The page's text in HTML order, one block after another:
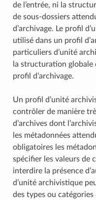
de l’entrée, ni la
de sous-dossiers
d’archivage. Le profil
utilisé dans un profil
particuliers d’unité
la structuration globale
profil d’archivage.
Un profil d’unité
contrôler de manière
d’archives dont
les métadonnées
obligatoires les
spécifier les valeurs de
interdire la présence
d’unité archivistique
des types ou